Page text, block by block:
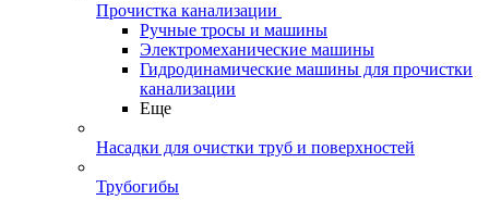
Прочистка канализации
Ручные тросы и машины
Электромеханические машины
Гидродинамические машины для прочистки
канализации
Еще
Насадки для очистки труб и поверхностей
Трубогибы